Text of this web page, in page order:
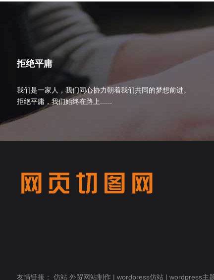
拒绝平庸
我们是一家人，我们同心协力朝着我们共同的梦想前进。
拒绝平庸，我们始终在路上......
友情链接： 仿站 外贸网站制作| wordpress仿站| wordpress主